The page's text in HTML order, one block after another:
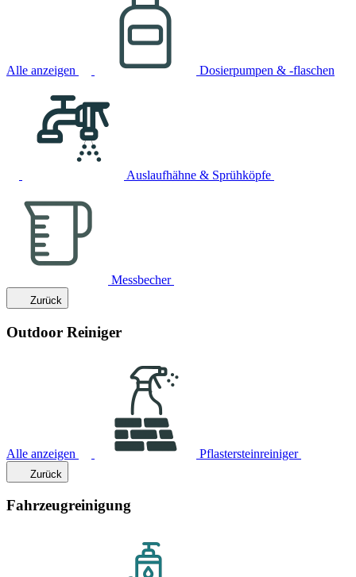
Alle anzeigen Dosierpumpen & -flaschen
Auslaufhähne & Sprühköpfe
Messbecher
Zurück
Outdoor Reiniger
Alle anzeigen Pflastersteinreiniger
Zurück
Fahrzeugreinigung